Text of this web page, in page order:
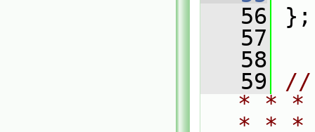
   56
};
   57
   58
   59
//
* * *
* *